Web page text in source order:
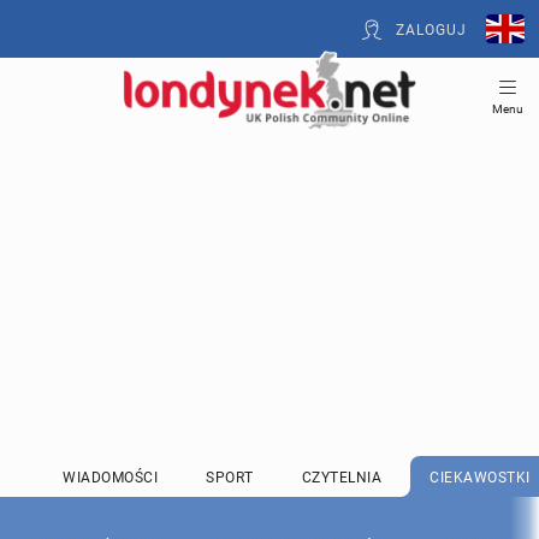
ZALOGUJ
Menu
WIADOMOŚCI SPORT CZYTELNIA CIEKAWOSTKI